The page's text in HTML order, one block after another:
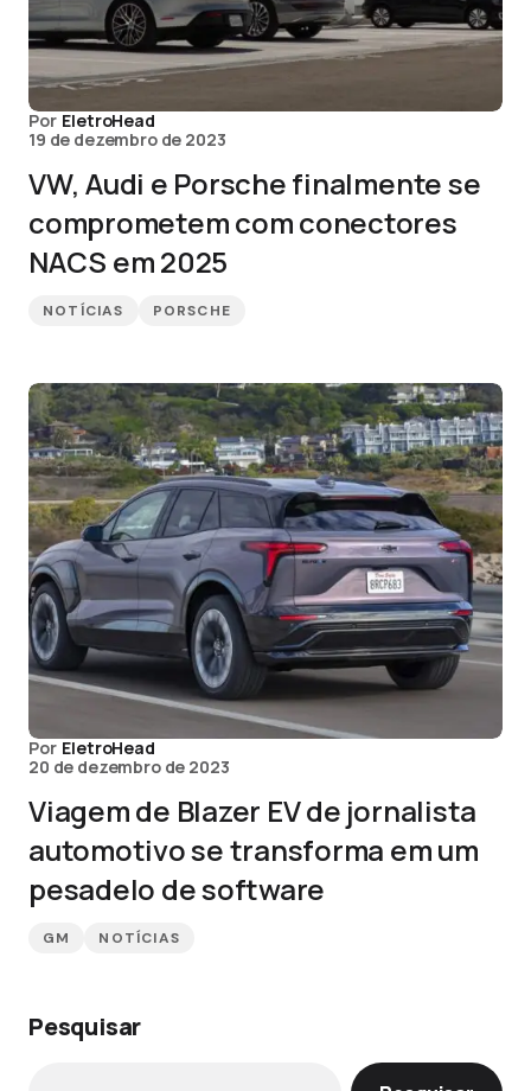
Por EletroHead
19 de dezembro de 2023
VW, Audi e Porsche finalmente se
comprometem com conectores
NACS em 2025
NOTÍCIAS PORSCHE
Por EletroHead
20 de dezembro de 2023
Viagem de Blazer EV de jornalista
automotivo se transforma em um
pesadelo de software
GM NOTÍCIAS
Pesquisar